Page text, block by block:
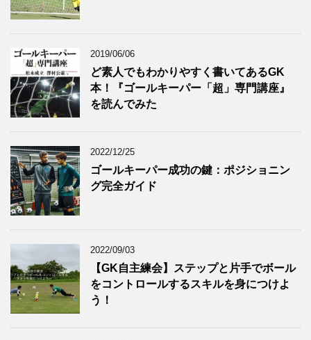
2019/06/06
ど素人でもわかりやすく書いてあるGK
本！『ゴールキーパー「超」専門講座』
を読んでみた
2022/12/25
ゴールキーパー成功の鍵：ポジショニン
グ完全ガイド
2022/09/03
【GK自主練会】ステップと片手でボール
をコントロールするスキルを身につけよ
う！